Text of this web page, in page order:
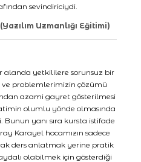
sevindiriciydi.
(Yazılım Uzmanlığı Eğitimi)
yetkililere sorunsuz bir
problemlerimizin çözümü
azami gayret gösterilmesi
olumlu yönde olmasında
yanı sıra kursta istifade
Karayel hocamızın sadece
ders anlatmak yerine pratik
olabilmek için gösterdiği